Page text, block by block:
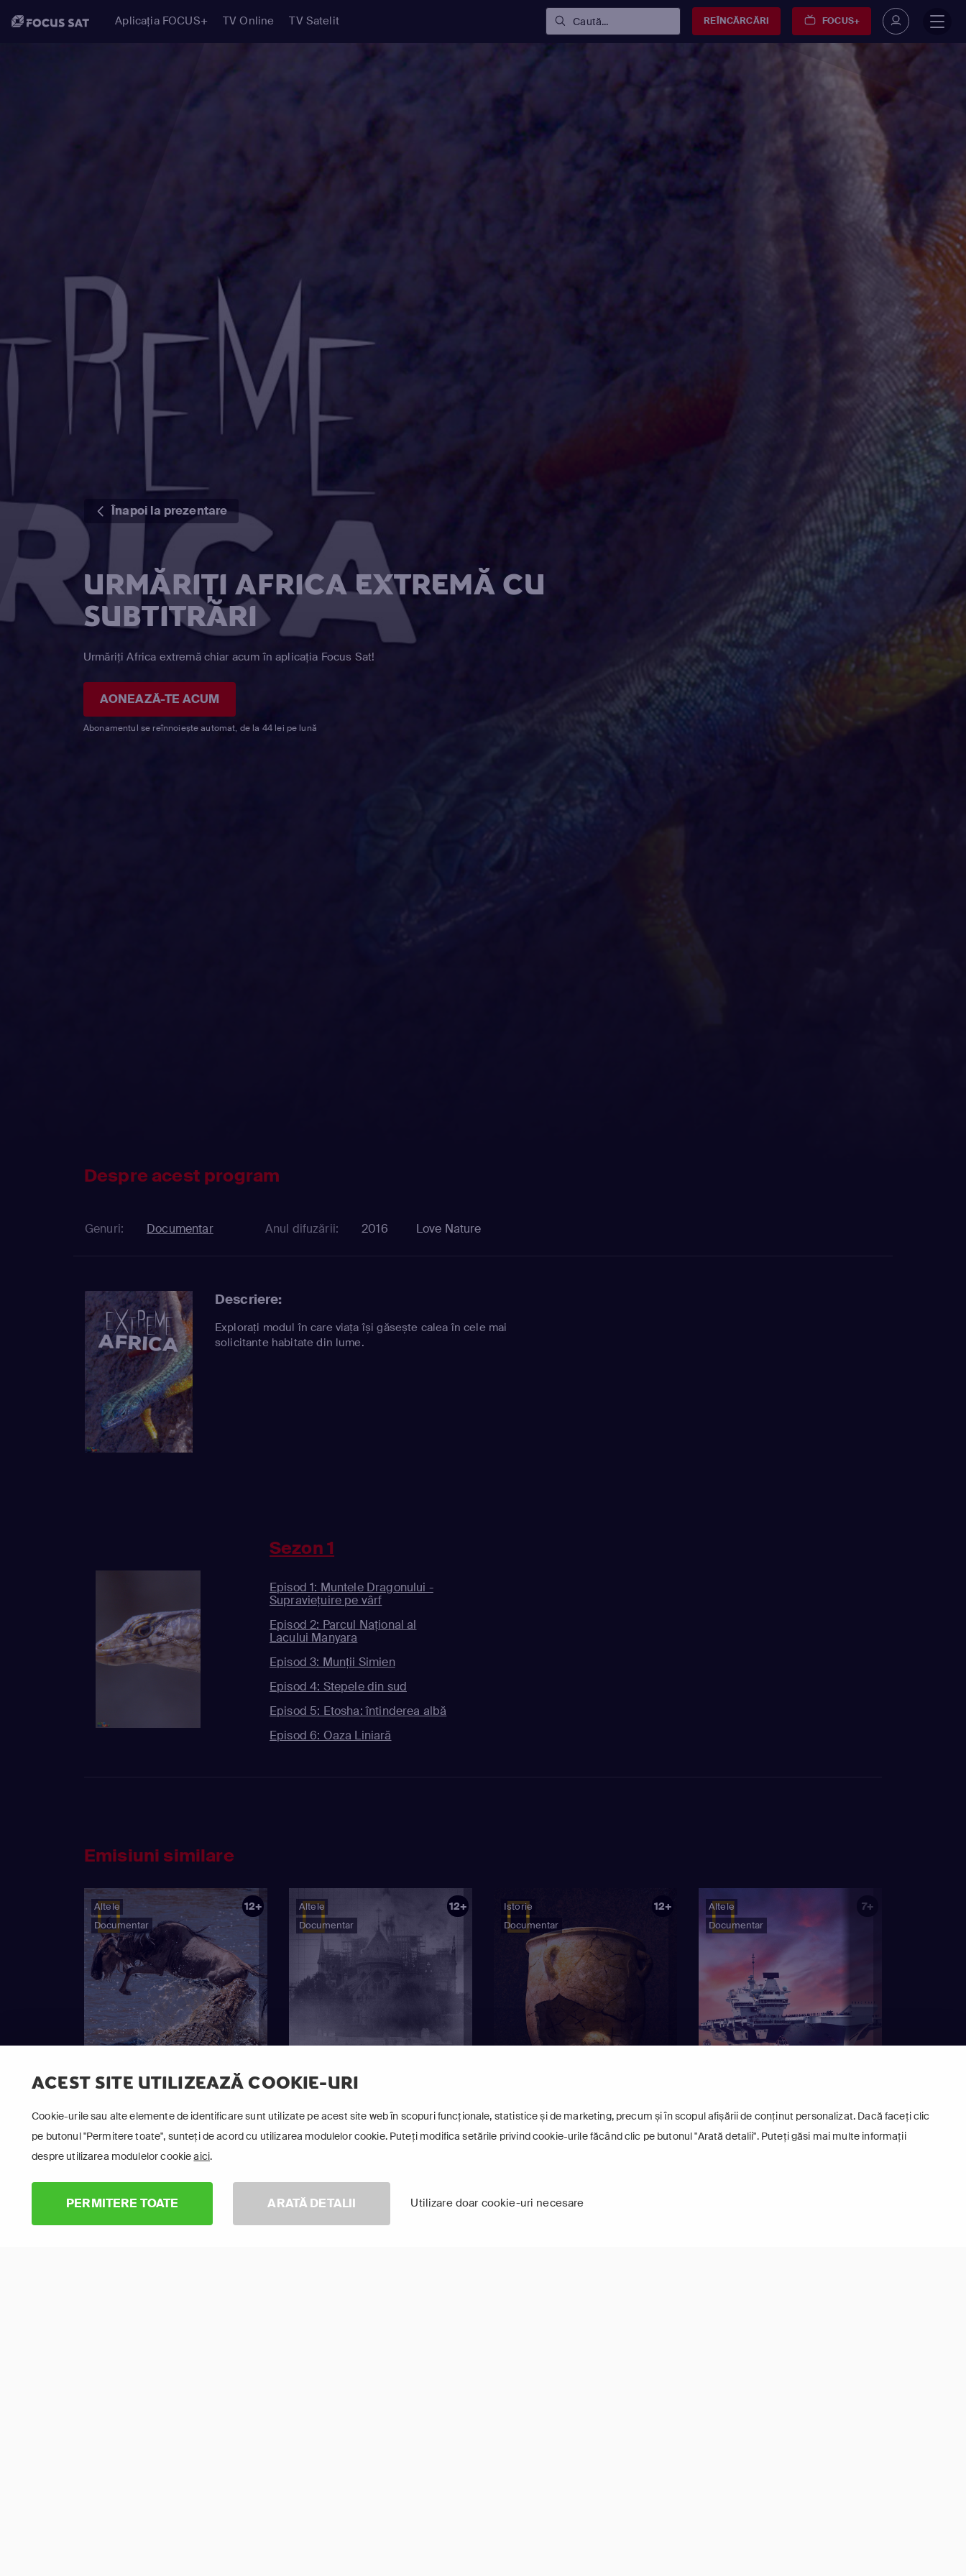
ACEST SITE UTILIZEAZĂ COOKIE-URI
Cookie-urile sau alte elemente de identificare sunt utilizate pe acest site web în scopuri funcționale, statistice și de marketing, precum și în scopul afișării de conținut personalizat. Dacă faceți clic
pe butonul "Permitere toate", sunteți de acord cu utilizarea modulelor cookie. Puteți modifica setările privind cookie-urile făcând clic pe butonul "Arată detalii". Puteți găsi mai multe informații
despre utilizarea modulelor cookieaici.
PERMITERE TOATE ARATĂ DETALII Utilizare doar cookie-uri necesare
Aplicația FOCUS+ TV Online TV Satelit Caută... REÎNCĂRCĂRI FOCUS+
Înapoi la prezentare
URMĂRIȚI AFRICA EXTREMĂ CU
SUBTITRĂRI
Urmăriți Africa extremă chiar acum în aplicația Focus Sat!
AONEAZĂ-TE ACUM
Abonamentul se reînnoiește automat, de la 44 lei pe lună
Despre acest program
Genuri: Documentar Anul difuzării: 2016 Love Nature
Descriere:
Explorați modul în care viața își găsește calea în cele mai
solicitante habitate din lume.
Sezon 1
Episod 1: Muntele Dragonului -
Supraviețuire pe vârf
Episod 2: Parcul Național al
Lacului Manyara
Episod 3: Munții Simien
Episod 4: Stepele din sud
Episod 5: Etosha: întinderea albă
Episod 6: Oaza Liniară
Emisiuni similare
Altele
Documentar
12+
Ape Ostile
Altele
Documentar
12+
Dezastre Investigate 2
Istorie
Documentar
12+
Altele
Documentar
7+